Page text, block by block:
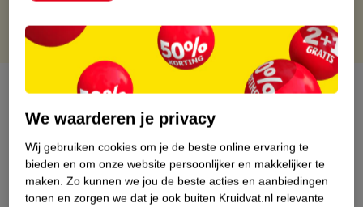
Over dit product
Productinformatie
Nature Impact Score
Dit product heeft (nog) geen Nature
We waarderen je privacy
Wij gebruiken cookies om je de beste online ervaring te
bieden en om onze website persoonlijker en makkelijker te
maken. Zo kunnen we jou de beste acties en aanbiedingen
tonen en zorgen we dat je ook buiten Kruidvat.nl relevante